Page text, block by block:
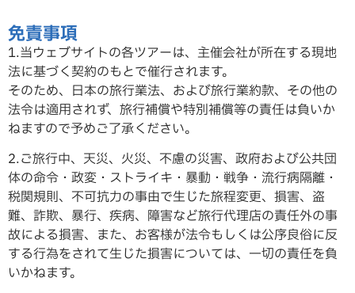
免責事項
1.当ウェブサイトの各ツアーは、主催会社が所在する現地
法に基づく契約のもとで催行されます。
そのため、日本の旅行業法、および旅行業約款、その他の
法令は適用されず、旅行補償や特別補償等の責任は負いか
ねますので予めご了承ください。
2.ご旅行中、天災、火災、不慮の災害、政府および公共団
体の命令・政変・ストライキ・暴動・戦争・流行病隔離・
税関規則、不可抗力の事由で生じた旅程変更、損害、盗
難、詐欺、暴行、疾病、障害など旅行代理店の責任外の事
故による損害、また、お客様が法令もしくは公序良俗に反
する行為をされて生じた損害については、一切の責任を負
いかねます。